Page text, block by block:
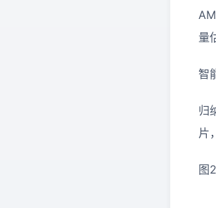
量
智
归
片
图